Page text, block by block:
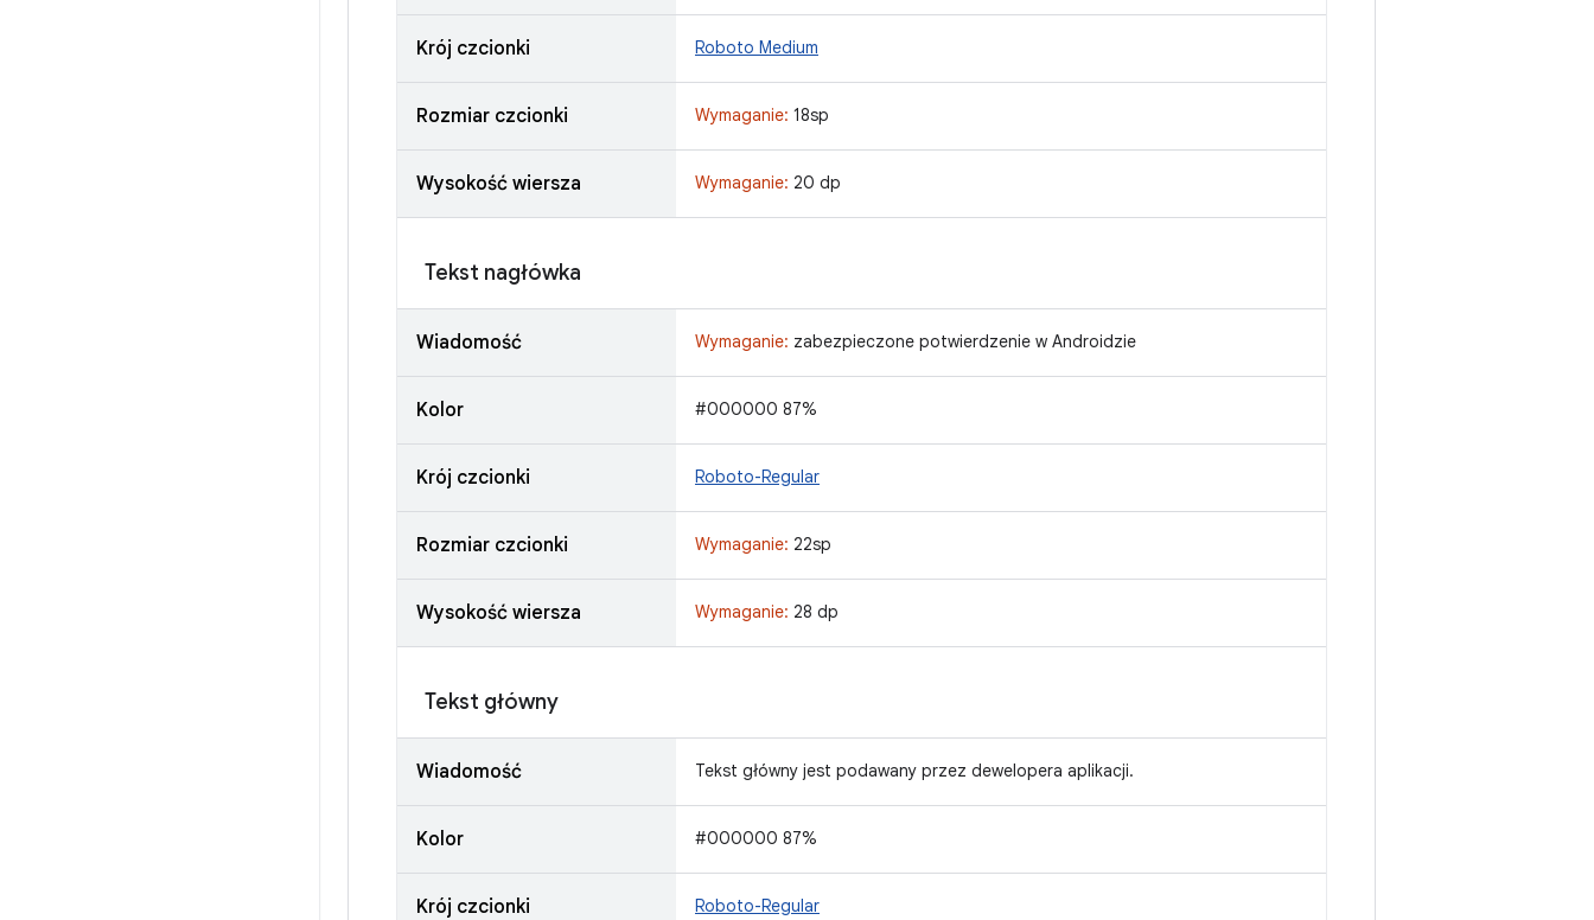
Krój czcionki Roboto Medium
Rozmiar czcionki Wymaganie: 18sp
Wysokość wiersza Wymaganie: 20 dp
Tekst nagłówka
Wiadomość Wymaganie: zabezpieczone potwierdzenie w Androidzie
Kolor #000000 87%
Krój czcionki Roboto-Regular
Rozmiar czcionki Wymaganie: 22sp
Wysokość wiersza Wymaganie: 28 dp
Tekst główny
Wiadomość Tekst główny jest podawany przez dewelopera aplikacji.
Kolor #000000 87%
Krój czcionki Roboto-Regular